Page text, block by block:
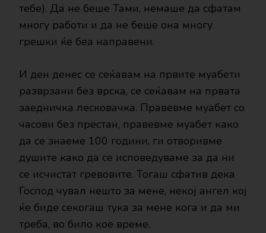
тебе). Да не беше Тами, немаше да сфатам
многу работи и да не беше она многу
грешки ќе беа направени.
И ден денес се сеќавам на првите муабети
разврзани без врска, се сеќавам на првата
заедничка лесковачка. Правевме муабет со
часови без престан, правевме муабет како
да се знаеме 100 години, ги отворивме
душите како да се исповедуваме за да ни
се исчистат гревовите. Тогаш сфатив дека
Господ чувал нешто за мене, некој ангел кој
ќе биде секогаш тука за мене кога и да ми
треба, во било кое време.